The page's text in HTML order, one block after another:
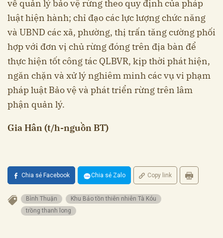
về quản lý bảo vệ rừng theo quy định của pháp
luật hiện hành; chỉ đạo các lực lượng chức năng
và UBND các xã, phường, thị trấn tăng cường phối
hợp với đơn vị chủ rừng đóng trên địa bàn để
thực hiện tốt công tác QLBVR, kịp thời phát hiện,
ngăn chặn và xử lý nghiêm minh các vụ vi phạm
pháp luật Bảo vệ và phát triển rừng trên lâm
phận quản lý.
Gia Hân (t/h-nguồn BT)
Chia sẻ Facebook Chia sẻ Zalo Copy link
Bình Thuận
Khu Bảo tồn thiên nhiên Tà Kóu
trồng thanh long